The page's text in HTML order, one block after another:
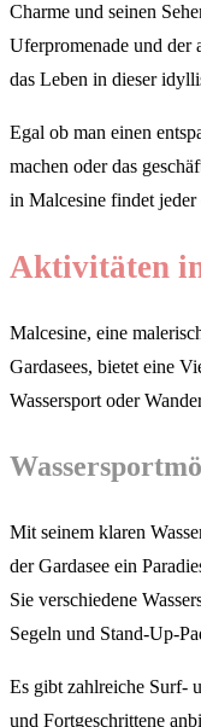
Charme und seinen
Uferpromenade und der
das Leben in dieser
Egal ob man einen
machen oder das
in Malcesine findet
Aktivitäten
Malcesine, eine
Gardasees, bietet eine
Wassersport oder
Mit seinem klaren
der Gardasee ein
Sie verschiedene
Segeln und Stand-Up-
Es gibt zahlreiche Surf-
und Fortgeschrittene